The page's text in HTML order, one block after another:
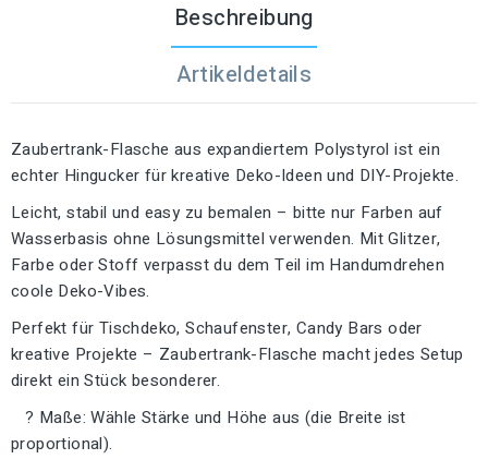
Beschreibung
Artikeldetails
Zaubertrank-Flasche aus expandiertem Polystyrol ist ein
echter Hingucker für kreative Deko-Ideen und DIY-Projekte.
Leicht, stabil und easy zu bemalen – bitte nur Farben auf
Wasserbasis ohne Lösungsmittel verwenden. Mit Glitzer,
Farbe oder Stoff verpasst du dem Teil im Handumdrehen
coole Deko-Vibes.
Perfekt für Tischdeko, Schaufenster, Candy Bars oder
kreative Projekte – Zaubertrank-Flasche macht jedes Setup
direkt ein Stück besonderer.
? Maße: Wähle Stärke und Höhe aus (die Breite ist
proportional).